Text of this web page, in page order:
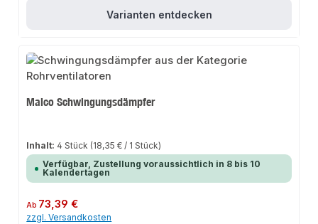
Varianten entdecken
Maico Schwingungsdämpfer
Inhalt: 4 Stück (18,35 € / 1 Stück)
Verfügbar, Zustellung voraussichtlich in 8 bis 10
Kalendertagen
Regulärer Preis:
Ab 73,39 €
zzgl. Versandkosten